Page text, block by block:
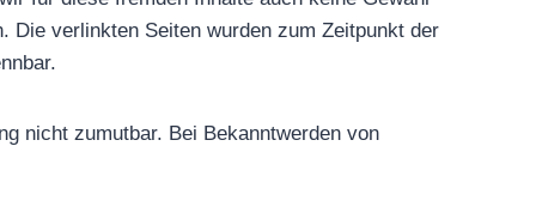
Die verlinkten Seiten wurden zum Zeitpunkt der
nicht zumutbar. Bei Bekanntwerden von